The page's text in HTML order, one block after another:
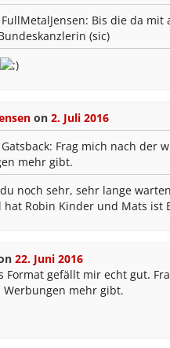
Bis die da mit
(sic)
on 2. Juli 2016
Frag mich nach der
mehr gibt.
noch sehr, sehr lange
Robin Kinder und Mats ist
22. Juni 2016
Format gefällt mir echt gut.
Werbungen mehr gibt.